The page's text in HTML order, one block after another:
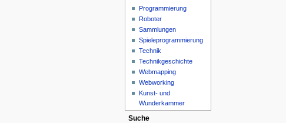
Programmierung
Roboter
Sammlungen
Spieleprogrammierung
Technik
Technikgeschichte
Webmapping
Webworking
Kunst- und
Wunderkammer
Suche